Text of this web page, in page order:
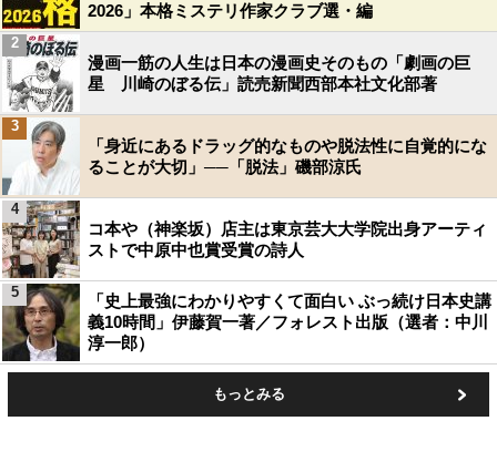
2026」本格ミステリ作家クラブ選・編
漫画一筋の人生は日本の漫画史そのもの「劇画の巨
星 川崎のぼる伝」読売新聞西部本社文化部著
2
「身近にあるドラッグ的なものや脱法性に自覚的にな
ることが大切」──「脱法」磯部涼氏
3
コ本や（神楽坂）店主は東京芸大大学院出身アーティ
ストで中原中也賞受賞の詩人
4
「史上最強にわかりやすくて面白い ぶっ続け日本史講
義10時間」伊藤賀一著／フォレスト出版（選者：中川
淳一郎）
5
もっとみる